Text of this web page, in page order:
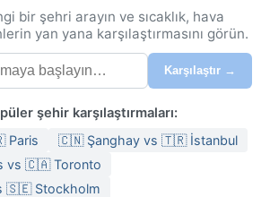
bir şehri arayın ve sıcaklık, hava
yan yana karşılaştırmasını görün.
Karşılaştır →
şehir karşılaştırmaları:
🇨🇳 Şanghay vs 🇹🇷 İstanbul
vs 🇨🇦 Toronto
🇸🇪 Stockholm